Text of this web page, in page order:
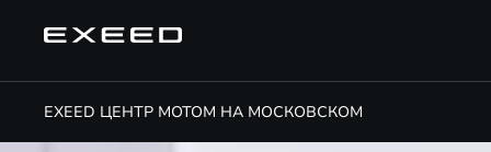
EXEED ЦЕНТР МОТОМ НА МОСКОВСКОМ